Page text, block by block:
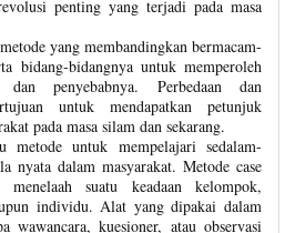
penting yang terjadi pada masa
yang membandingkan bermacam-
bidang-bidangnya untuk memperoleh
dan penyebabnya. Perbedaan dan
untuk mendapatkan petunjuk
pada masa silam dan sekarang.
metode untuk mempelajari sedalam-
nyata dalam masyarakat. Metode case
suatu keadaan kelompok,
individu. Alat yang dipakai dalam
wawancara, kuesioner, atau observasi